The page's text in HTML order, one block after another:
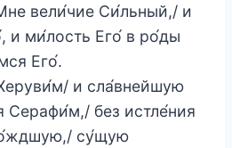
вели́чие Си́льный,/ и
и ми́лость Его́ в ро́ды
Его́.
и сла́внейшую
Серафи́м,/ без истле́ния
су́щую